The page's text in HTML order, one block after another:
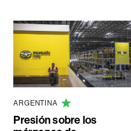
ARGENTINA
Presión sobre los